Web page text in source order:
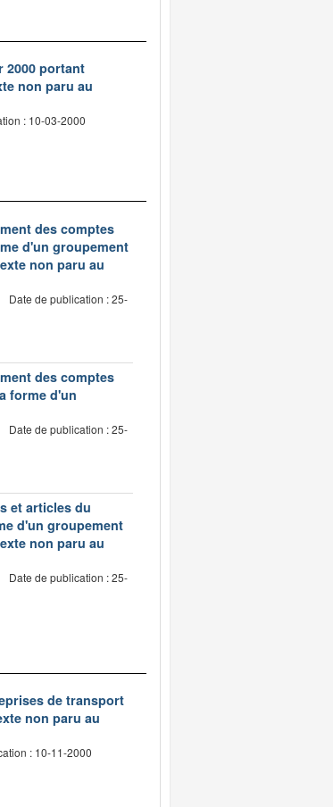
2000 portant
non paru au
: 10-03-2000
des comptes
d'un groupement
non paru au
Date de publication : 25-
des comptes
forme d'un
Date de publication : 25-
et articles du
d'un groupement
non paru au
Date de publication : 25-
de transport
non paru au
: 10-11-2000